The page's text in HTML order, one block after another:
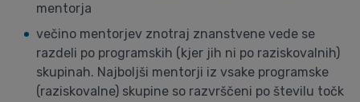
mentorja
večino mentorjev znotraj znanstvene vede se
razdeli po programskih (kjer jih ni po raziskovalnih)
skupinah. Najboljši mentorji iz vsake programske
(raziskovalne) skupine so razvrščeni po številu točk